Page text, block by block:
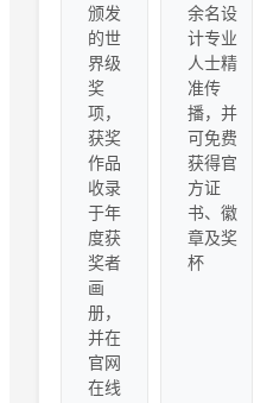
颁发
的世
界级
奖
项，
获奖
作品
收录
于年
度获
奖者
画
册，
并在
官网
在线
余名设
计专业
人士精
准传
播，并
可免费
获得官
方证
书、徽
章及奖
杯